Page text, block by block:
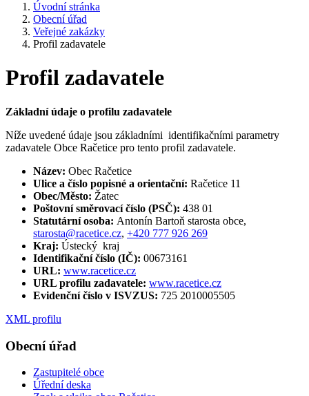
Úvodní stránka
Obecní úřad
Veřejné zakázky
Profil zadavatele
Profil zadavatele
Základní údaje o profilu zadavatele
Níže uvedené údaje jsou základními identifikačními parametry
zadavatele Obce Račetice pro tento profil zadavatele.
Název: Obec Račetice
Ulice a číslo popisné a orientační: Račetice 11
Obec/Město: Žatec
Poštovní směrovací číslo (PSČ): 438 01
Statutární osoba: Antonín Bartoň starosta obce,
starosta@racetice.cz, +420 777 926 269
Kraj: Ústecký kraj
Identifikační číslo (IČ): 00673161
URL: www.racetice.cz
URL profilu zadavatele: www.racetice.cz
Evidenční číslo v ISVZUS: 725 2010005505
XML profilu
Obecní úřad
Zastupitelé obce
Úřední deska